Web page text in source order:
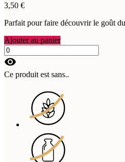
3,50 €
Parfait pour faire découvrir le goût
Ajouter au panier
visibility
Ce produit est sans..